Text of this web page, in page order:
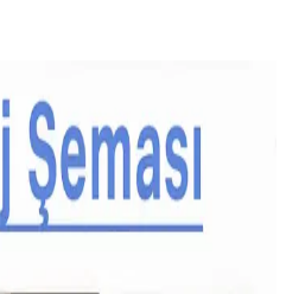
Atıştırmalık Tepsileri
ihtiyacını karşılayan dengeli
protein ve çeşitli lezzetlerle
göre özelleştirilen seçenekler